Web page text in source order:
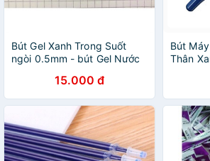
Bút Gel Xanh Trong Suốt
ngòi 0.5mm - bút Gel Nước
15.000 đ
Bút
Thân